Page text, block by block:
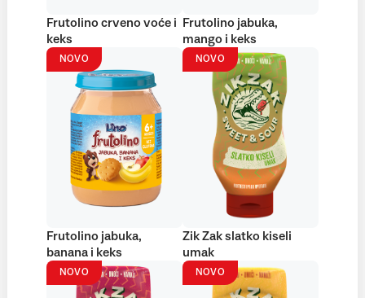
Frutolino crveno voće i
keks
Frutolino jabuka,
mango i keks
NOVO
Frutolino jabuka,
banana i keks
NOVO
Zik Zak slatko kiseli
umak
NOVO NOVO